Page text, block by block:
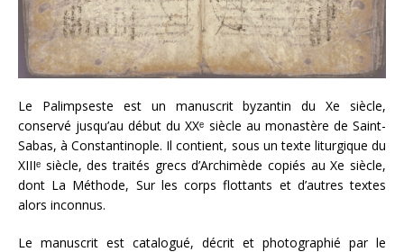
Le Palimpseste est un manuscrit byzantin du Xe siècle,
conservé jusqu’au début du XXᵉ siècle au monastère de Saint-
Sabas, à Constantinople. Il contient, sous un texte liturgique du
XIIIᵉ siècle, des traités grecs d’Archimède copiés au Xe siècle,
dont La Méthode, Sur les corps flottants et d’autres textes
alors inconnus.
Le manuscrit est catalogué, décrit et photographié par le